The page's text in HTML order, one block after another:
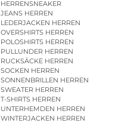
HERRENSNEAKER
JEANS HERREN
LEDERJACKEN HERREN
OVERSHIRTS HERREN
POLOSHIRTS HERREN
PULLUNDER HERREN
RUCKSÄCKE HERREN
SOCKEN HERREN
SONNENBRILLEN HERREN
SWEATER HERREN
T-SHIRTS HERREN
UNTERHEMDEN HERREN
WINTERJACKEN HERREN